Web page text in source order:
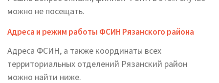
можно не посещать.
Адреса и режим работы ФСИН Рязанского района
Адреса ФСИН, а также координаты всех
территориальных отделений Рязанский район
можно найти ниже.